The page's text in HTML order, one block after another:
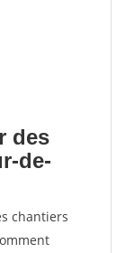
des
de-
chantiers